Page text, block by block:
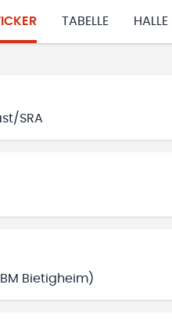
TABELLE HALLE
SRA
Bietigheim)